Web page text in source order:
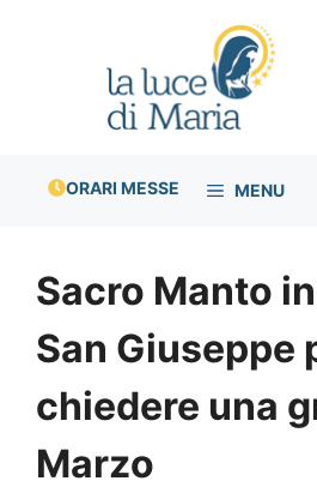
ORARI MESSE MENU
Sacro Manto
San Giuseppe
chiedere una
Marzo